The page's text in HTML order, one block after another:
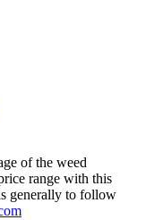
of the weed
range with this
generally to follow